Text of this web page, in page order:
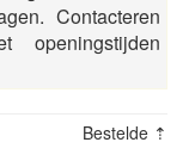
Contacteren
openingstijden
Bestelde ⇡